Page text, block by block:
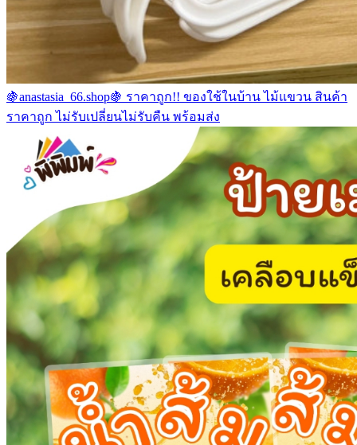
🍇anastasia_66.shop🍇 ราคาถูก!! ของใช้ในบ้าน ไม้แขวน สินค้า
ราคาถูก ไม่รับเปลี่ยนไม่รับคืน พร้อมส่ง